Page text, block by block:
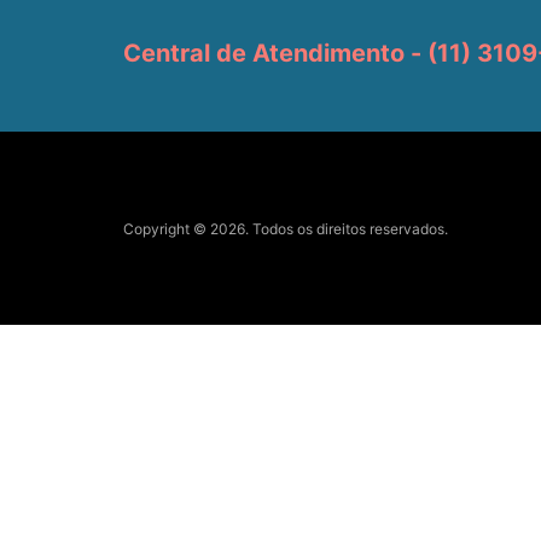
Central de Atendimento - (11)
Copyright © 2026. Todos os direitos reservados.